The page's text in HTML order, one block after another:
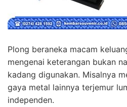
Plong beraneka macam
mengenai keterangan bukan
kadang digunakan. Misalnya
gaya metal lainnya terjemur
independen.